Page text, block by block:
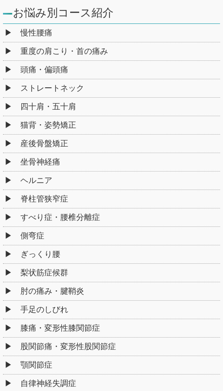
お悩み別コース紹介
慢性腰痛
重度の肩こり・首の痛み
頭痛・偏頭痛
ストレートネック
四十肩・五十肩
猫背・姿勢矯正
産後骨盤矯正
坐骨神経痛
ヘルニア
脊柱管狭窄症
すべり症・腰椎分離症
側弯症
ぎっくり腰
梨状筋症候群
肘の痛み・腱鞘炎
手足のしびれ
膝痛・変形性膝関節症
股関節痛・変形性股関節症
顎関節症
自律神経失調症